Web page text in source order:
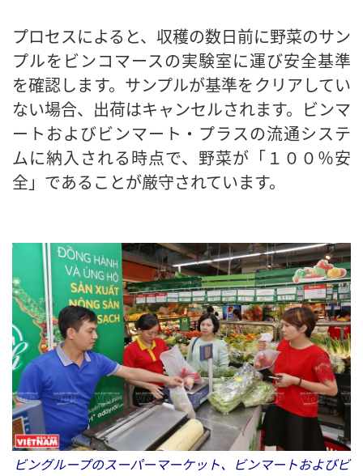
プロセスによると、収穫の数日前に野菜のサン
プルをビンコマースの実験室に運び安全基準
を確認します。サンプルが基準をクリアしてい
ない場合、出荷はキャンセルされます。ビンマ
ートおよびビンマート・プラスの流通システ
ムに納入される時点で、野菜が「１００％安
全」であることが厳守されています。
ビングループのスーパーマーケット、ビンマートおよびビ